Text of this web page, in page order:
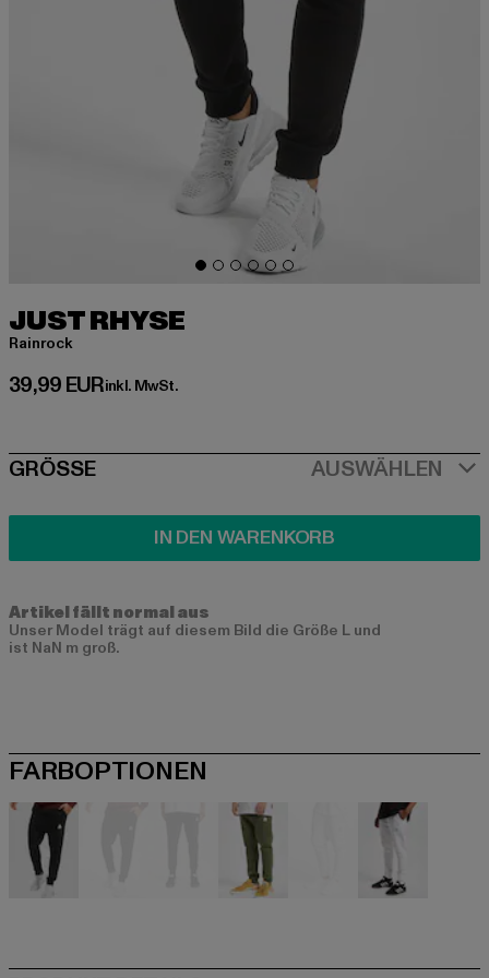
JUST RHYSE
Rainrock
39,99 EUR
Derzeitiger Preis: 39,99 EUR
inkl. MwSt.
SIZE
GRÖSSE AUSWÄHLEN
IN DEN WARENKORB
Artikel fällt normal aus
Unser Model trägt auf diesem Bild die Größe L und
ist NaN m groß.
FARBOPTIONEN